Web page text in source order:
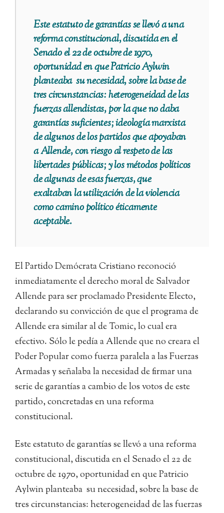
Este estatuto de garantías se llevó a una
reforma constitucional, discutida en el
Senado el 22 de octubre de 1970,
oportunidad en que Patricio Aylwin
planteaba su necesidad, sobre la base de
tres circunstancias: heterogeneidad de las
fuerzas allendistas, por la que no daba
garantías suficientes; ideología marxista
de algunos de los partidos que apoyaban
a Allende, con riesgo al respeto de las
libertades públicas; y los métodos políticos
de algunas de esas fuerzas, que
exaltaban la utilización de la violencia
como camino político éticamente
aceptable.
El Partido Demócrata Cristiano reconoció
inmediatamente el derecho moral de Salvador
Allende para ser proclamado Presidente Electo,
declarando su convicción de que el programa de
Allende era similar al de Tomic, lo cual era
efectivo. Sólo le pedía a Allende que no creara el
Poder Popular como fuerza paralela a las Fuerzas
Armadas y señalaba la necesidad de firmar una
serie de garantías a cambio de los votos de este
partido, concretadas en una reforma
constitucional.
Este estatuto de garantías se llevó a una reforma
constitucional, discutida en el Senado el 22 de
octubre de 1970, oportunidad en que Patricio
Aylwin planteaba su necesidad, sobre la base de
tres circunstancias: heterogeneidad de las fuerzas